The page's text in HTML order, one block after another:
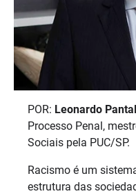
POR: Leonardo
Processo Penal,
Sociais pela PUC/SP.
Racismo é um
estrutura das